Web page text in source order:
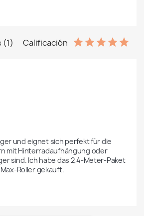
Calificación
und eignet sich perfekt für die
mit Hinterradaufhängung oder
sind. Ich habe das 2,4-Meter-Paket
Roller gekauft.